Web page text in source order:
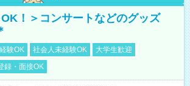
！＞コンサートなどのグッズ
験OK 社会人未経験OK
大学生歓迎
録・面接OK